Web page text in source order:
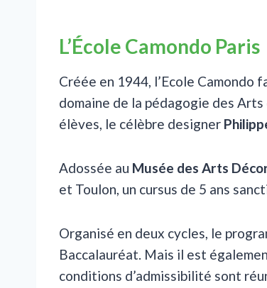
L’École Camondo Paris
Créée en 1944, l’Ecole Camondo
domaine de la pédagogie des
élèves, le célèbre designer
Adossée au Musée des Arts
et Toulon, un cursus de 5 ans
Organisé en deux cycles, le
Baccalauréat. Mais il est
conditions d’admissibilité sont